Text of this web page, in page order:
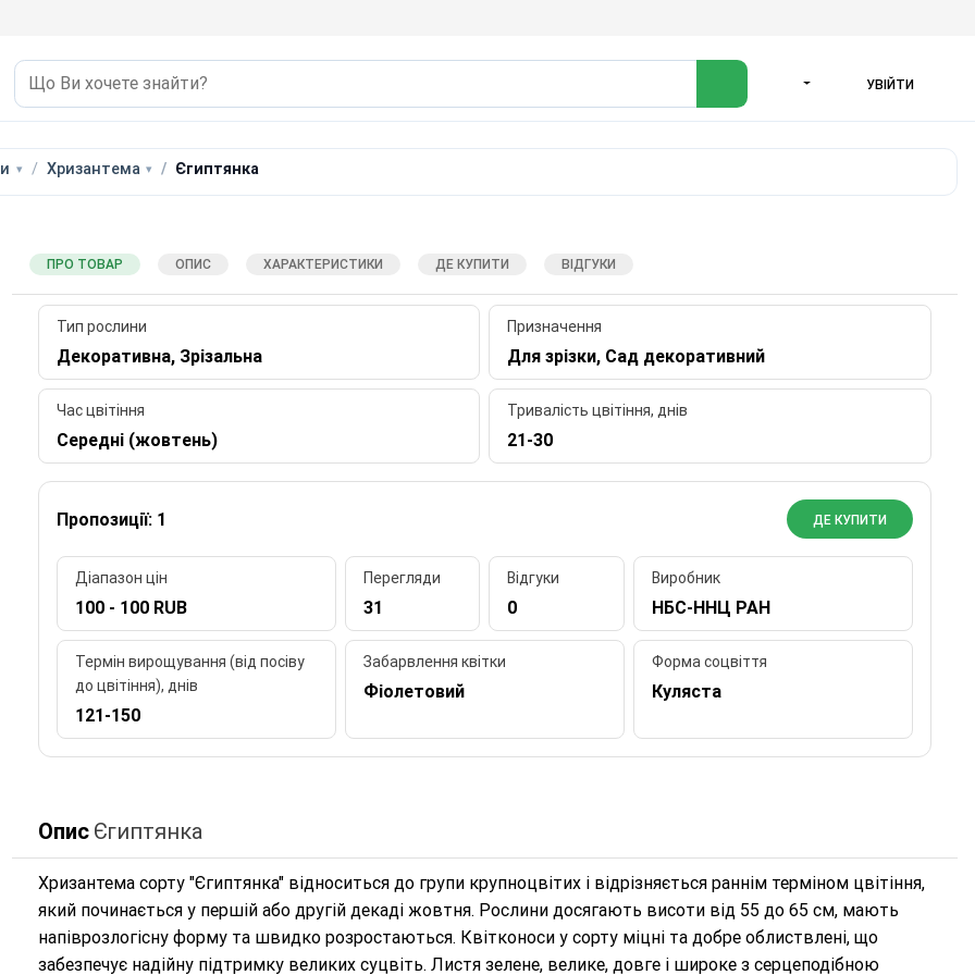
УВІЙТИ
Хризантема Єгиптянка
ПРО ТОВАР ОПИС ХАРАКТЕРИСТИКИ ДЕ КУПИТИ ВІДГУКИ
Тип рослини
Декоративна, Зрізальна
Призначення
Для зрізки, Сад декоративний
Час цвітіння
Середні (жовтень)
Тривалість цвітіння, днів
21-30
Пропозиції: 1 ДЕ КУПИТИ
Діапазон цін
100 - 100 RUB
Перегляди
31
Відгуки
0
Виробник
НБС-ННЦ РАН
Термін вирощування (від посіву
до цвітіння), днів
121-150
Забарвлення квітки
Фіолетовий
Форма соцвіття
Куляста
Опис Єгиптянка
Хризантема сорту "Єгиптянка" відноситься до групи крупноцвітих і відрізняється раннім терміном цвітіння,
який починається у першій або другій декаді жовтня. Рослини досягають висоти від 55 до 65 см, мають
напіврозлогісну форму та швидко розростаються. Квітконоси у сорту міцні та добре облиствлені, що
забезпечує надійну підтримку великих суцвіть. Листя зелене, велике, довге і широке з серцеподібною